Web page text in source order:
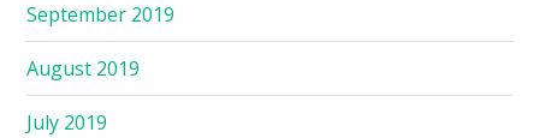
September 2019
August 2019
July 2019